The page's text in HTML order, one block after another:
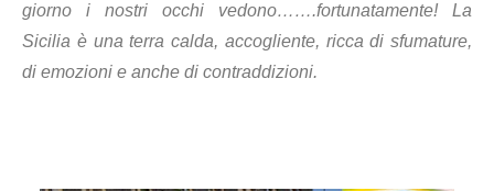
giorno i nostri occhi vedono…….fortunatamente! La
Sicilia è una terra calda, accogliente, ricca di sfumature,
di emozioni e anche di contraddizioni.